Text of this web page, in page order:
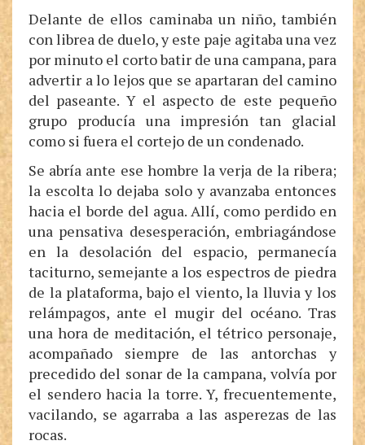
Delante de ellos caminaba un niño, también
con librea de duelo, y este paje agitaba una vez
por minuto el corto batir de una campana, para
advertir a lo lejos que se apartaran del camino
del paseante. Y el aspecto de este pequeño
grupo producía una impresión tan glacial
como si fuera el cortejo de un condenado.
Se abría ante ese hombre la verja de la ribera;
la escolta lo dejaba solo y avanzaba entonces
hacia el borde del agua. Allí, como perdido en
una pensativa desesperación, embriagándose
en la desolación del espacio, permanecía
taciturno, semejante a los espectros de piedra
de la plataforma, bajo el viento, la lluvia y los
relámpagos, ante el mugir del océano. Tras
una hora de meditación, el tétrico personaje,
acompañado siempre de las antorchas y
precedido del sonar de la campana, volvía por
el sendero hacia la torre. Y, frecuentemente,
vacilando, se agarraba a las asperezas de las
rocas.